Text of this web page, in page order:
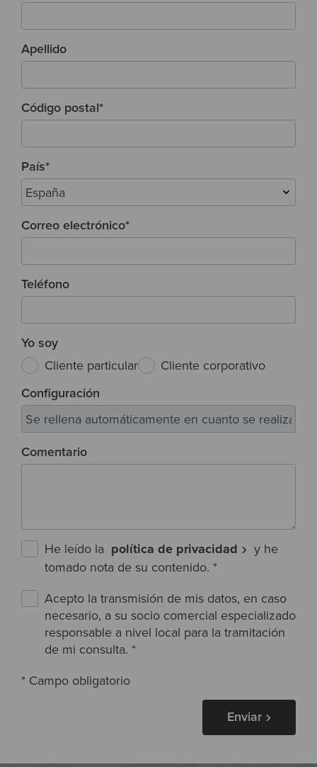
Apellido
Código postal*
País*
Correo electrónico*
Teléfono
Yo soy
Cliente particular
Cliente corporativo
Configuración
Comentario
He leído la política de privacidad
y he
tomado nota de su contenido. *
Acepto la transmisión de mis datos, en caso
necesario, a su socio comercial especializado
responsable a nivel local para la tramitación
de mi consulta. *
* Campo obligatorio
Enviar